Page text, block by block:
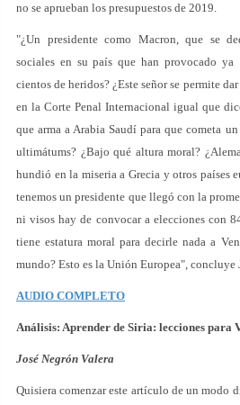
no se aprueban los presupuestos de 2019.
"¿Un presidente como Macron, que se
sociales en su país que han provocado ya
cientos de heridos? ¿Este señor se permite
en la Corte Penal Internacional igual que
que arma a Arabia Saudí para que cometa
ultimátums? ¿Bajo qué altura moral?
hundió en la miseria a Grecia y otros países
tenemos un presidente que llegó con la
ni visos hay de convocar a elecciones con
tiene estatura moral para decirle nada a
mundo? Esto es la Unión Europea", concluye
AUDIO COMPLETO
Análisis: Aprender de Siria: lecciones para
José Negrón Valera
Quisiera comenzar este artículo de un modo